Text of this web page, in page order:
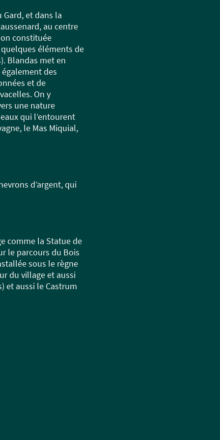
et dans la
au centre
constituée
éléments de
Blandas met en
des
et de
On y
une nature
qui l’entourent
le Mas Miquial,
d’argent, qui
comme la Statue de
le parcours du Bois
sous le règne
du village et aussi
et aussi le Castrum